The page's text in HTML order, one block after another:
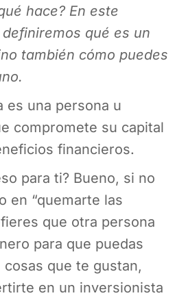
hace? En este
qué es un
también cómo puedes
es una persona u
compromete su capital
financieros.
para ti? Bueno, si no
en “quemarte las
que otra persona
para que puedas
que te gustan,
en un inversionista